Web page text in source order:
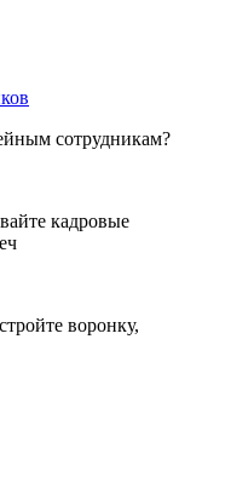
сотрудникам?
кадровые
воронку,